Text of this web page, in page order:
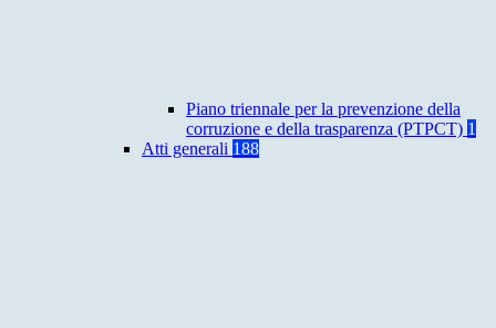
Piano triennale per la prevenzione della
corruzione e della trasparenza (PTPCT) 1
Atti generali 188